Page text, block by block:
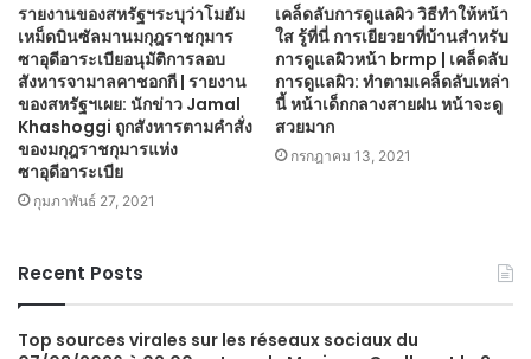
รายงานของสหรัฐฯระบุว่าโมฮัม
เหม็ดบินซัลมานมกุฎราชกุมาร
ซาอุดีอาระเบียอนุมัติการลอบ
สังหารจามาลคาชอกกี | รายงาน
ของสหรัฐฯเผย: นักข่าว Jamal
Khashoggi ถูกสังหารตามคำสั่ง
ของมกุฎราชกุมารแห่ง
ซาอุดีอาระเบีย
กุมภาพันธ์ 27, 2021
เคล็ดลับการดูแลผิว วิธีทำให้หน้า
ใส รู้ที่นี่ การเยียวยาที่บ้านสำหรับ
การดูแลผิวหน้า brmp | เคล็ดลับ
การดูแลผิว: ทำตามเคล็ดลับเหล่า
นี้ หน้าเด็กกลางสายฝน หน้าจะดู
สวยมาก
กรกฎาคม 13, 2021
Recent Posts
Top sources virales sur les réseaux sociaux du